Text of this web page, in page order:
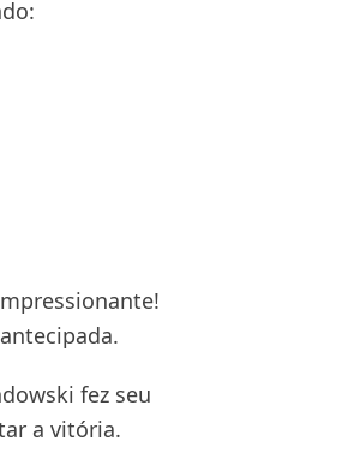
fez seu
a vitória.